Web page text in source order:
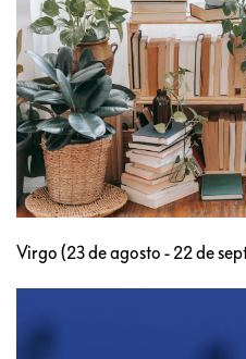
Virgo (23 de agosto - 22 de